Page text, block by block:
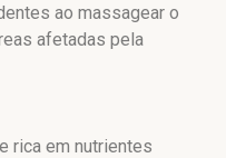
ao massagear o
afetadas pela
rica em nutrientes